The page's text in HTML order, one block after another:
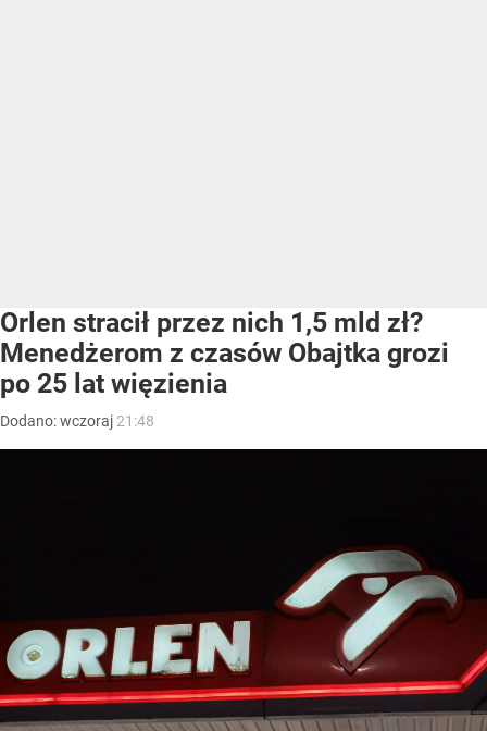
Orlen stracił przez nich 1,5 mld zł?
Menedżerom z czasów Obajtka grozi
po 25 lat więzienia
Dodano:wczoraj 21:48